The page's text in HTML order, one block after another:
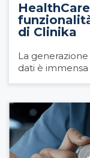
di Clinika
La
dati è immensa